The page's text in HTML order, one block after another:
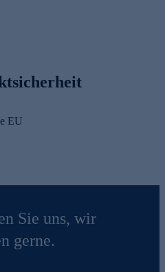
EU
Sie uns, wir
gerne.